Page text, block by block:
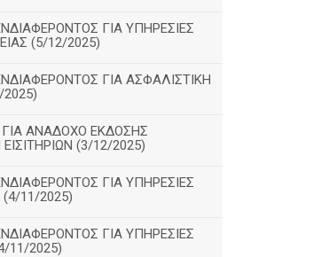
ΓΙΑ ΥΠΗΡΕΣΙΕΣ
(5/12/2025)
ΓΙΑ ΑΣΦΑΛΙΣΤΙΚΗ
ΑΝΑΔΟΧΟ ΕΚΔΟΣΗΣ
(3/12/2025)
ΓΙΑ ΥΠΗΡΕΣΙΕΣ
(4/11/2025)
ΓΙΑ ΥΠΗΡΕΣΙΕΣ
11/2025)